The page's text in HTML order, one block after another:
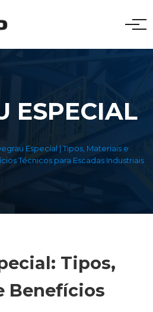
ESPECIAL
Especial | Tipos, Materiais e
Técnicos para Escadas Industriais
Tipos,
Benefícios